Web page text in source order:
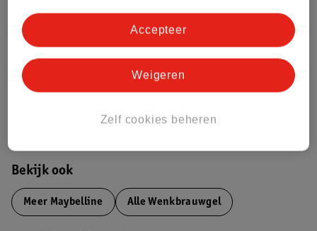
Nature Impact Score
Dit product heeft (nog) geen Nature
Impact Score.
Meer informatie
Bestel & Bezorginformatie
Bekijk ook
Meer Maybelline Alle Wenkbrauwgel
Zelf cookies beheren
Weigeren
Accepteer